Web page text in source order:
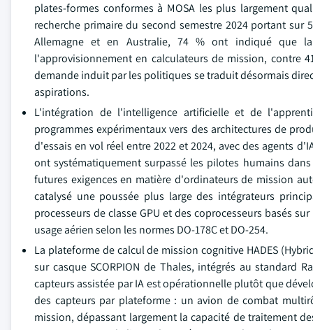
plates-formes conformes à MOSA les plus largement
recherche primaire du second semestre 2024 portant sur
Allemagne et en Australie, 74 % ont indiqué que
l'approvisionnement en calculateurs de mission, contre
demande induit par les politiques se traduit désormais
aspirations.
L'intégration de l'intelligence artificielle et de
programmes expérimentaux vers des architectures de
d'essais en vol réel entre 2022 et 2024, avec des agents
ont systématiquement surpassé les pilotes humains
futures exigences en matière d'ordinateurs de mission
catalysé une poussée plus large des intégrateurs
processeurs de classe GPU et des coprocesseurs basés
usage aérien selon les normes DO-178C et DO-254.
La plateforme de calcul de mission cognitive HADES
sur casque SCORPION de Thales, intégrés au standard
capteurs assistée par IA est opérationnelle plutôt que
des capteurs par plateforme : un avion de combat
mission, dépassant largement la capacité de traitement